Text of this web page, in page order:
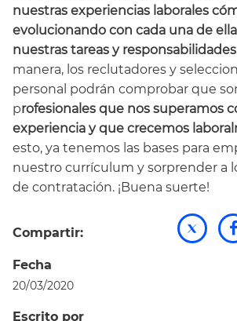
nuestras experiencias laborales
evolucionando con cada una de
nuestras tareas y responsabilidades
manera, los reclutadores y
personal podrán comprobar que
profesionales que nos superamos
experiencia y que crecemos
esto, ya tenemos las bases para
nuestro currículum y sorprender a
de contratación. ¡Buena suerte!
Compartir:
Fecha
20/03/2020
Escrito por